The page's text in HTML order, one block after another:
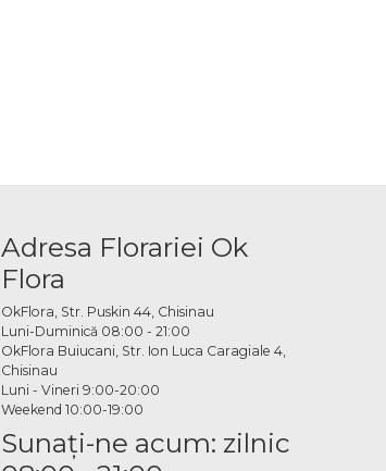
Adresa Florariei Ok
Flora
OkFlora, Str. Puskin 44, Chisinau
Luni-Duminică 08:00 - 21:00
OkFlora Buiucani, Str. Ion Luca Caragiale 4,
Chisinau
Luni - Vineri 9:00-20:00
Weekend 10:00-19:00
Sunaţi-ne acum: zilnic